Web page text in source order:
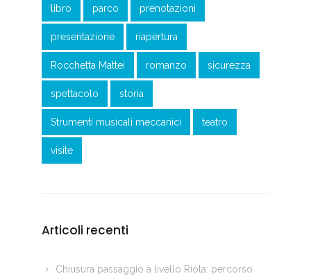
libro parco prenotazioni
presentazione riapertura
Rocchetta Mattei romanzo sicurezza
spettacolo storia
Strumenti musicali meccanici teatro
visite
Articoli recenti
Chiusura passaggio a livello Riola: percorso